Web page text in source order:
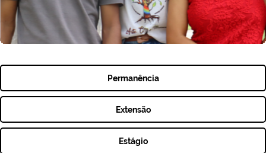
Permanência
Extensão
Estágio